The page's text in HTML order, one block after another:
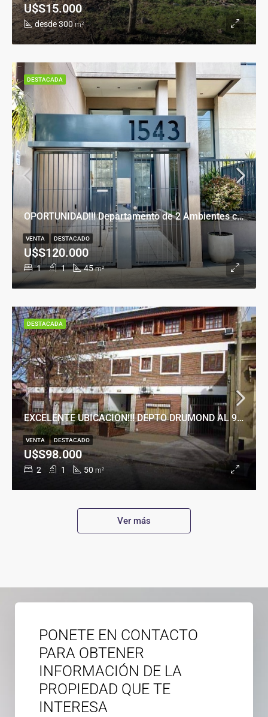
desde 300 m²
U$S15.000
OPORTUNIDAD!!! Departamento de 2 Ambientes con Cochera en Banfield Este
1 1 45 m²
U$S120.000
VENTA DESTACADO
DESTACADA
EXCELENTE UBICACION!!! DEPTO DRUMOND AL 900
2 1 50 m²
U$S98.000
VENTA DESTACADO
DESTACADA
Ver más
PONETE EN CONTACTO
PARA OBTENER
INFORMACIÓN DE LA
PROPIEDAD QUE TE
INTERESA